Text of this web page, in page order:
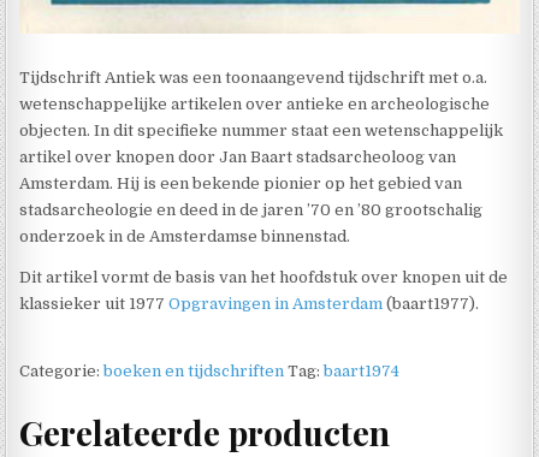
Tijdschrift Antiek was een toonaangevend tijdschrift met o.a.
wetenschappelijke artikelen over antieke en archeologische
objecten. In dit specifieke nummer staat een wetenschappelijk
artikel over knopen door Jan Baart stadsarcheoloog van
Amsterdam. Hij is een bekende pionier op het gebied van
stadsarcheologie en deed in de jaren ’70 en ’80 grootschalig
onderzoek in de Amsterdamse binnenstad.
Dit artikel vormt de basis van het hoofdstuk over knopen uit de
klassieker uit 1977Opgravingen in Amsterdam (baart1977).
Categorie:boeken en tijdschriften Tag:baart1974
Gerelateerde producten